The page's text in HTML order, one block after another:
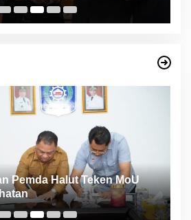
Pemda Halut Teken MoU